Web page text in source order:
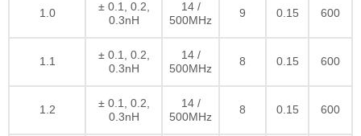
1.0
± 0.1, 0.2,
0.3nH
14 /
500MHz
9 0.15 600
1.1
± 0.1, 0.2,
0.3nH
14 /
500MHz
8 0.15 600
1.2
± 0.1, 0.2,
0.3nH
14 /
500MHz
8 0.15 600